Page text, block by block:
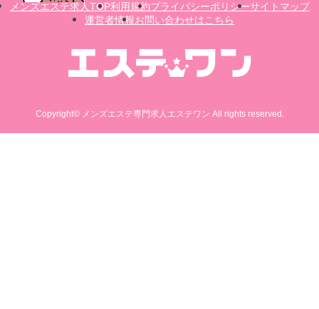
メンズエステ求人TOP利用規約プライバシーポリシーサイトマップ
運営者情報お問い合わせはこちら
Copyright© メンズエステ専門求人エステワン All rights reserved.